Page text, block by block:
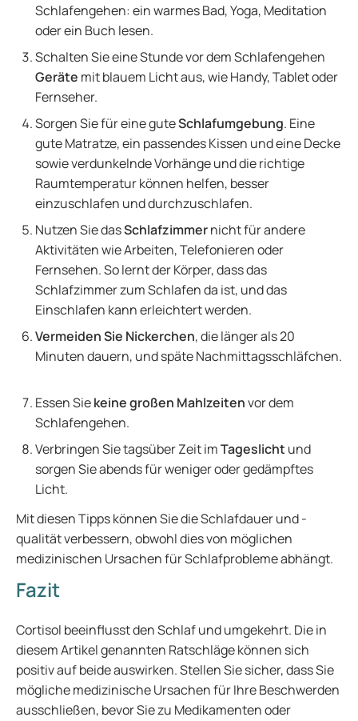
Schlafengehen: ein warmes Bad, Yoga, Meditation
oder ein Buch lesen.
Schalten Sie eine Stunde vor dem Schlafengehen
Geräte mit blauem Licht aus, wie Handy, Tablet oder
Fernseher.
Sorgen Sie für eine guteSchlafumgebung. Eine
gute Matratze, ein passendes Kissen und eine Decke
sowie verdunkelnde Vorhänge und die richtige
Raumtemperatur können helfen, besser
einzuschlafen und durchzuschlafen.
Nutzen Sie dasSchlafzimmernicht für andere
Aktivitäten wie Arbeiten, Telefonieren oder
Fernsehen. So lernt der Körper, dass das
Schlafzimmer zum Schlafen da ist, und das
Einschlafen kann erleichtert werden.
Vermeiden Sie Nickerchen, die länger als 20
Minuten dauern, und späte Nachmittagsschläfchen.
Essen Siekeine großen Mahlzeitenvor dem
Schlafengehen.
Verbringen Sie tagsüber Zeit imTageslicht und
sorgen Sie abends für weniger oder gedämpftes
Licht.
Mit diesen Tipps können Sie die Schlafdauer und -
qualität verbessern, obwohl dies von möglichen
medizinischen Ursachen für Schlafprobleme abhängt.
Fazit
Cortisol beeinflusst den Schlaf und umgekehrt. Die in
diesem Artikel genannten Ratschläge können sich
positiv auf beide auswirken. Stellen Sie sicher, dass Sie
mögliche medizinische Ursachen für Ihre Beschwerden
ausschließen, bevor Sie zu Medikamenten oder